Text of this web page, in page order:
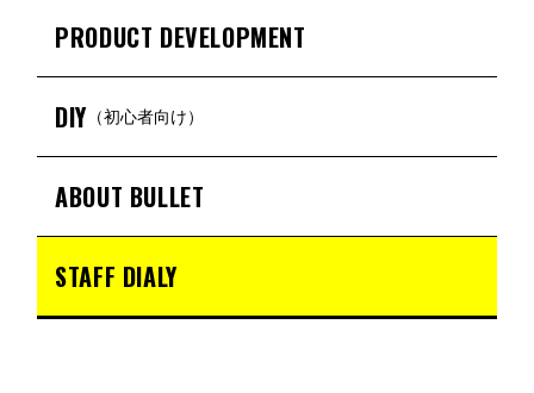
PRODUCT DEVELOPMENT
DIY （初心者向け）
ABOUT BULLET
STAFF DIALY